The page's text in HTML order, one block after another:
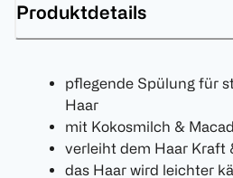
Produktdetails
pflegende Spülung für
Haar
mit Kokosmilch &
verleiht dem Haar Kraft
das Haar wird leichter